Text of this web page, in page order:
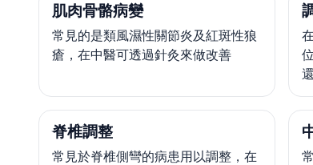
肌肉骨骼病變
常見的是類風濕性關節炎及紅斑性狼
瘡，在中醫可透過針灸來做改善
脊椎調整
常見於脊椎側彎的病患用以調整，在